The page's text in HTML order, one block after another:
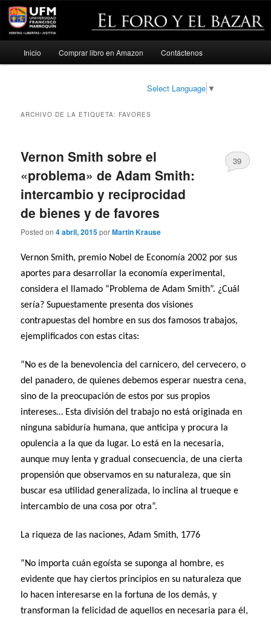
Ir
Ir
Inicio Comprar libro en Amazon Contáctenos
Select Language ▼
ARCHIVO DE LA ETIQUETA: FAVORES
Vernon Smith sobre el
«problema» de Adam Smith:
intercambio y reciprocidad
de bienes y de favores
Posted on4 abril, 2015porMartin Krause
39
Vernon Smith, premio Nobel de Economía 2002 por sus
aportes para desarrollar la economía experimental,
considera el llamado “Problema de Adam Smith”. ¿Cuál
sería? Supuestamente presenta dos visiones
contrapuestas del hombre en sus dos famosos trabajos,
ejemplificados con estas citas:
“No es de la benevolencia del carnicero, del cervecero, o
del panadero, de quienes debemos esperar nuestra cena,
sino de la preocupación de estos por sus propios
intereses… Esta división del trabajo no está originada en
ninguna sabiduría humana, que anticipa y procura la
opulencia a la que da lugar. Lo está en la necesaria,
aunque muy lenta y gradual consecuencia, de una cierta
propensión que observamos en su naturaleza, que sin
buscar esa utilidad generalizada, lo inclina al trueque e
intercambio de una cosa por otra”.
La riqueza de las naciones, Adam Smith, 1776
“No importa cuán egoísta se suponga al hombre, es
evidente que hay ciertos principios en su naturaleza que
lo hacen interesarse en la fortuna de los demás, y
transforman la felicidad de aquellos en necesaria para él,